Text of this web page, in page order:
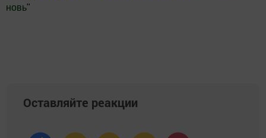
новь"
Оставляйте реакции